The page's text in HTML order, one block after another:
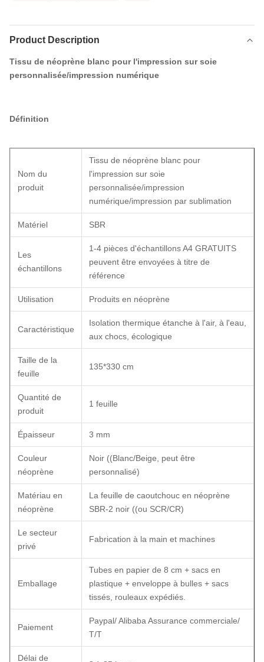
Product Description
Tissu de néoprène blanc pour l'impression sur soie
personnalisée/impression numérique
Définition
Nom du
produit
Tissu de néoprène blanc pour
l'impression sur soie
personnalisée/impression
numérique/impression par sublimation
Matériel SBR
Les
échantillons
1-4 pièces d'échantillons A4 GRATUITS
peuvent être envoyées à titre de
référence
Utilisation Produits en néoprène
Caractéristique
Isolation thermique étanche à l'air, à l'eau,
aux chocs, écologique
Taille de la
feuille
135*330 cm
Quantité de
produit
1 feuille
Épaisseur 3 mm
Couleur
néoprène
Noir ((Blanc/Beige, peut être
personnalisé)
Matériau en
néoprène
La feuille de caoutchouc en néoprène
SBR-2 noir ((ou SCR/CR)
Le secteur
privé
Fabrication à la main et machines
Emballage
Tubes en papier de 8 cm + sacs en
plastique + enveloppe à bulles + sacs
tissés, rouleaux expédiés.
Paiement
Paypal/ Alibaba Assurance commerciale/
T/T
Délai de